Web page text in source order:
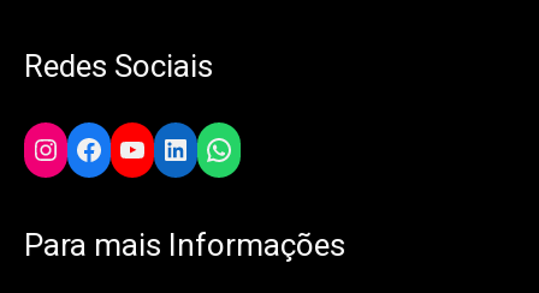
Redes Sociais
Instagram
Facebook
YouTube
LinkedIn
WhatsApp
Para mais Informações